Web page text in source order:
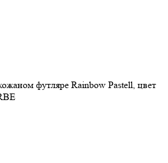
футляре Rainbow Pastell, цвет